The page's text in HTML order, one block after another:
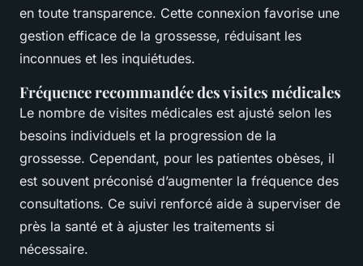
en toute transparence. Cette connexion favorise une
gestion efficace de la grossesse, réduisant les
inconnues et les inquiétudes.
Fréquence recommandée des visites médicales
Le nombre de visites médicales est ajusté selon les
besoins individuels et la progression de la
grossesse. Cependant, pour les patientes obèses, il
est souvent préconisé d’augmenter la fréquence des
consultations. Ce suivi renforcé aide à superviser de
près la santé et à ajuster les traitements si
nécessaire.